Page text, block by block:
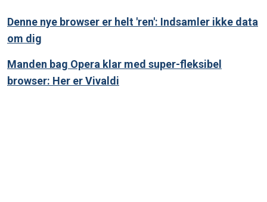
Denne nye browser er helt 'ren': Indsamler ikke data
om dig
Manden bag Opera klar med super-fleksibel
browser: Her er Vivaldi